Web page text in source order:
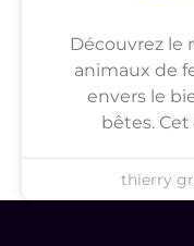
Découvrez le
animaux de
envers le
bêtes.
thierry